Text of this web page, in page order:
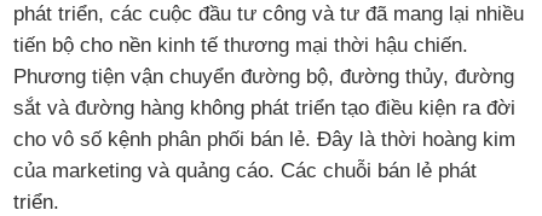
phát triển, các cuộc đầu tư công và tư đã mang lại nhiều
tiến bộ cho nền kinh tế thương mại thời hậu chiến.
Phương tiện vận chuyển đường bộ, đường thủy, đường
sắt và đường hàng không phát triển tạo điều kiện ra đời
cho vô số kệnh phân phối bán lẻ. Đây là thời hoàng kim
của marketing và quảng cáo. Các chuỗi bán lẻ phát
triển.